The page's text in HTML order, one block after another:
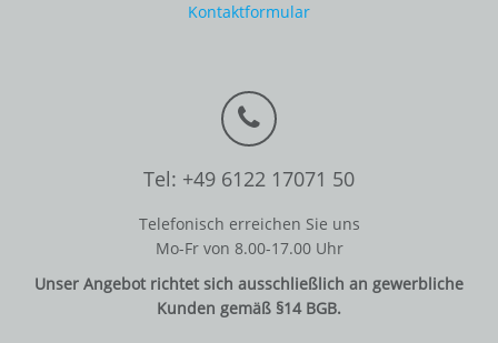
Kontaktformular
Tel: +49 6122 17071 50
Telefonisch erreichen Sie uns
Mo-Fr von 8.00-17.00 Uhr
Unser Angebot richtet sich ausschließlich an gewerbliche
Kunden gemäß §14 BGB.